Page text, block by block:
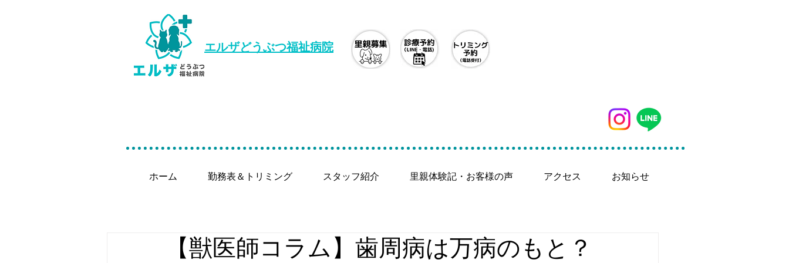
エルザどうぶつ福祉病院
ホーム 勤務表＆トリミング スタッフ紹介 里親体験記・お客様の声 アクセス お知らせ
【獣医師コラム】歯周病は万病のもと？